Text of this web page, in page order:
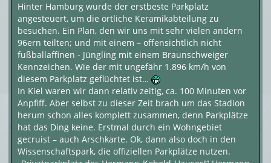
Hinter Hamburg wurde der erstbeste Parkplatz
angesteuert, um die örtliche Keramikabteilung zu
besuchen. Ein Plan, den wir uns mit sehr vielen andern
96ern teilten; und mit einem – offensichtlich nicht
fußballaffinen - Jüngling mit einem Braunschweiger
Kennzeichen. Wie der mit ungefähr 1.896 km/h von
diesem Parkplatz geflüchtet ist…
In Kiel waren wir dann relativ zeitig, ca. 100 Minuten vor
Anpfiff. Aber selbst zu dieser Zeit brach um das Stadion
herum schon alles komplett zusammen, denn Parkplätze
hat das Ding keine. Erstmal durch ein Wohngebiet
gecruist – auch Arschkarte. Ok, dann also doch in den
Wissenschaftspark, die offiziellen Parkplätze nutzen.